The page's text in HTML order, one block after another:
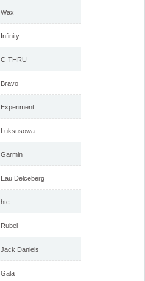
Wax
Infinity
C-THRU
Bravo
Experiment
Luksusowa
Garmin
Eau Delceberg
htc
Rubel
Jack Daniels
Gala